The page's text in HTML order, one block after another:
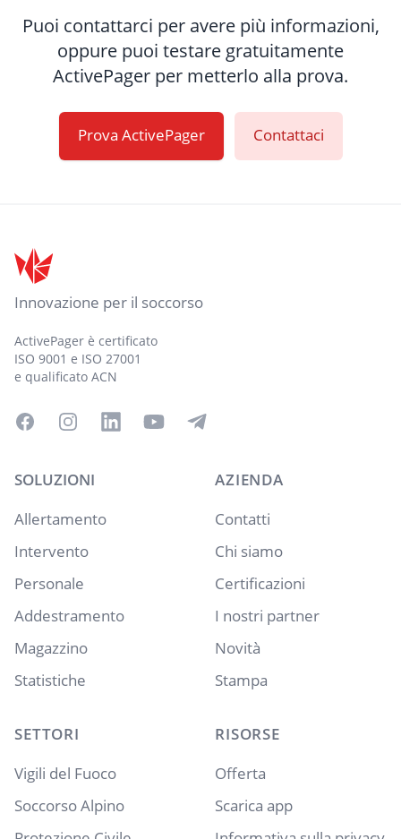
Puoi contattarci per avere più informazioni,
oppure puoi testare gratuitamente
ActivePager per metterlo alla prova.
Prova ActivePager Contattaci
Innovazione per il soccorso
ActivePager è certificato
ISO 9001 e ISO 27001
e qualificato ACN
FacebookInstagramLinkedInYouTubeTelegram
SOLUZIONI
Allertamento
Intervento
Personale
Addestramento
Magazzino
Statistiche
SETTORI
Vigili del Fuoco
Soccorso Alpino
AZIENDA
Contatti
Chi siamo
Certificazioni
I nostri partner
Novità
Stampa
RISORSE
Offerta
Scarica app